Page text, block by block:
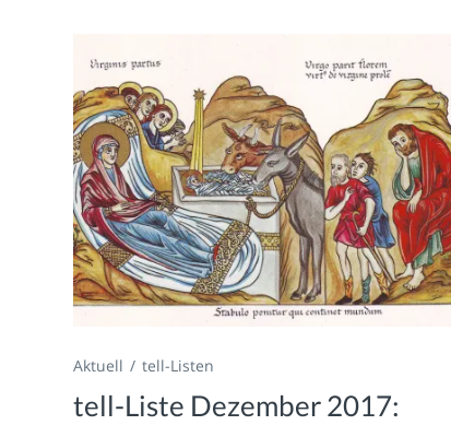
Aktuell tell-Listen
tell-Liste Dezember 2017: